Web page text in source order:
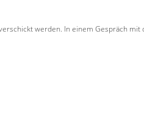
werden. In einem Gespräch